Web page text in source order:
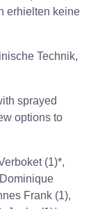
erhielten keine
Technik,
sprayed
options to
(1)*,
Frank (1),